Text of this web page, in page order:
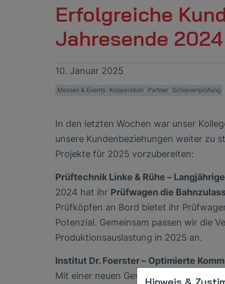
Erfolgreiche
Jahresende 2024
10. Januar 2025
Messen & Events Kooperation Partner Schienenprüfung
In den letzten Wochen war unser
unsere Kundenbeziehungen weiter zu
Projekte für 2025 vorzubereiten:
Prüftechnik Linke & Rühe –
2024 hat ihr Prüfwagen die
Prüfköpfen an Bord bietet ihr
Potenzial. Gemeinsam passen wir die
Produktionsauslastung in 2025 an.
Institut Dr. Foerster – Optimierte
Mit einer neuen Gewichtung von
Hinweis &